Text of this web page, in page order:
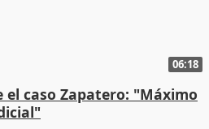
06:18
el caso Zapatero: "Máximo